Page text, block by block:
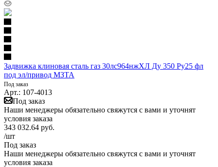
Задвижка клиновая сталь газ 30лс964нжХЛ Ду 350 Ру25 фл
под эл/привод МЗТА
Под заказ
Арт.: 107-4013
Под заказ
Наши менеджеры обязательно свяжутся с вами и уточнят
условия заказа
343 032.64 руб.
/шт
Под заказ
Наши менеджеры обязательно свяжутся с вами и уточнят
условия заказа